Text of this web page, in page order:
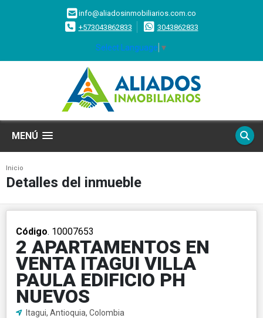
info@aliadosinmobiliarios.com.co
+573043862833
3043862833
Select Language ▼
MENÚ
Inicio
Detalles del inmueble
Código. 10007653
2 APARTAMENTOS EN
VENTA ITAGUI VILLA
PAULA EDIFICIO PH
NUEVOS
Itagui, Antioquia, Colombia